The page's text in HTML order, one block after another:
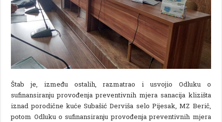
Štab je, između ostalih, razmatrao i usvojio Odluku o
sufinansiranju provođenja preventivnih mjera sanacija klizišta
iznad porodične kuće Subašić Derviša selo Pijesak, MZ Berič,
potom Odluku o sufinansiranju provođenja preventivnih mjera